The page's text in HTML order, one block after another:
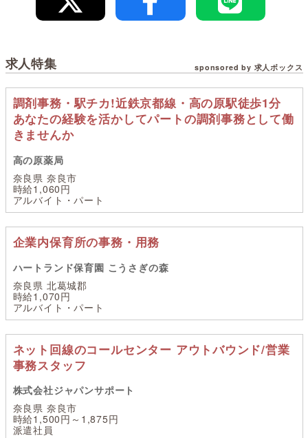
求人特集 sponsored by 求人ボックス
調剤事務・駅チカ!近鉄京都線・高の原駅徒歩1分
あなたの経験を活かしてパートの調剤事務として働
きませんか
高の原薬局
奈良県 奈良市
時給1,060円
アルバイト・パート
企業内保育所の事務・用務
ハートランド保育園 こうさぎの森
奈良県 北葛城郡
時給1,070円
アルバイト・パート
ネット回線のコールセンター アウトバウンド/営業
事務スタッフ
株式会社ジャパンサポート
奈良県 奈良市
時給1,500円～1,875円
派遣社員